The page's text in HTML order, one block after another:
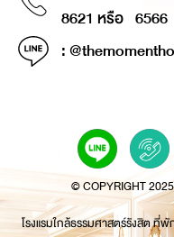
8621 หรือ 6566
:
© COPYRIGHT
โรงแรมใกล้ธรรมศาสตร์รังสิต ที่